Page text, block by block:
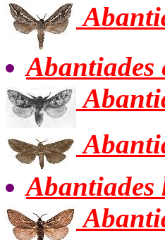
Abantiades
Abantiades